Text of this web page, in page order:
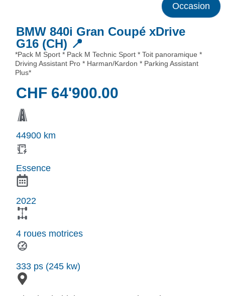
Occasion
BMW 840i Gran Coupé xDrive
G16 (CH) 📍
*Pack M Sport * Pack M Technic Sport * Toit panoramique *
Driving Assistant Pro * Harman/Kardon * Parking Assistant
Plus*
CHF 64'900.00
44900 km
Essence
2022
4 roues motrices
333 ps (245 kw)